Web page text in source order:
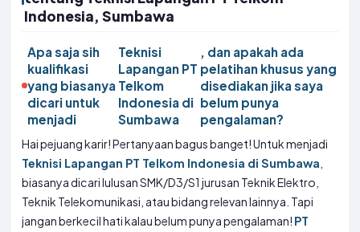
Indonesia, Sumbawa
Apa saja sih
kualifikasi
yang biasanya
dicari untuk
menjadi
Teknisi
Lapangan PT
Telkom
Indonesia di
Sumbawa
, dan apakah ada
pelatihan khusus yang
disediakan jika saya
belum punya
pengalaman?
Hai pejuang karir! Pertanyaan bagus banget! Untuk menjadi
Teknisi Lapangan PT Telkom Indonesia di Sumbawa
biasanya dicari lulusan SMK/D3/S1 jurusan Teknik Elektro,
Teknik Telekomunikasi, atau bidang relevan lainnya. Tapi
jangan berkecil hati kalau belum punya pengalaman! PT